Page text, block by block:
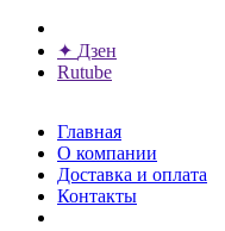
✦ Дзен
Rutube
Главная
О компании
Доставка и оплата
Контакты